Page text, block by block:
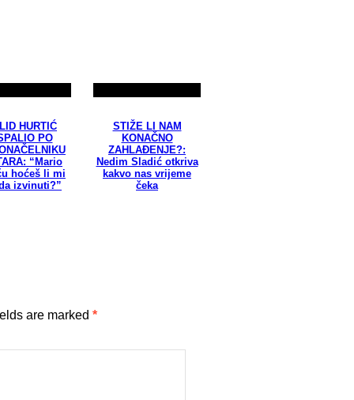
HURTIĆ
PO
“Mario
hoćeš li mi
izvinuti?”
STIŽE LI NAM
KONAČNO
ZAHLAĐENJE?:
Nedim Sladić otkriva
kakvo nas vrijeme
čeka
are marked *